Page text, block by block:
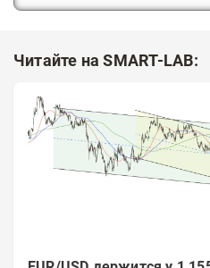
Читайте на SMART-LAB: